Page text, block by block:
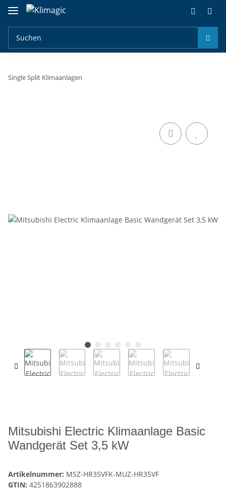
Single Split Klimaanlagen
Mitsubishi Electric Klimaanlage Basic
Wandgerät Set 3,5 kW
Artikelnummer: MSZ-HR35VFK-MUZ-HR35VF
GTIN: 4251863902888